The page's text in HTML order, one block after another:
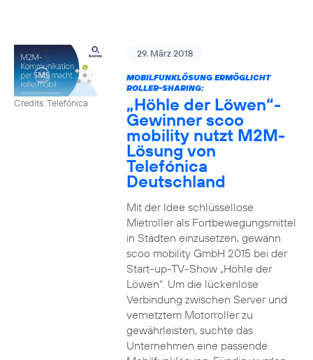
Credits: Telefónica
29. März 2018
MOBILFUNKLÖSUNG ERMÖGLICHT
ROLLER-SHARING:
„Höhle der Löwen“-
Gewinner scoo
mobility nutzt M2M-
Lösung von
Telefónica
Deutschland
Mit der Idee schlüssellose
Mietroller als Fortbewegungsmittel
in Städten einzusetzen, gewann
scoo mobility GmbH 2015 bei der
Start-up-TV-Show „Höhle der
Löwen“. Um die lückenlose
Verbindung zwischen Server und
vernetztem Motorroller zu
gewährleisten, suchte das
Unternehmen eine passende